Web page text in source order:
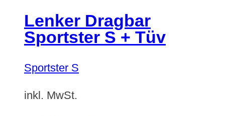
Lenker Dragbar
Sportster S + Tüv
Sportster S
inkl. MwSt.